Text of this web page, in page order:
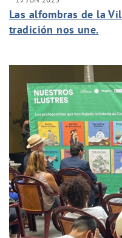
Las alfombras de la
tradición nos une.